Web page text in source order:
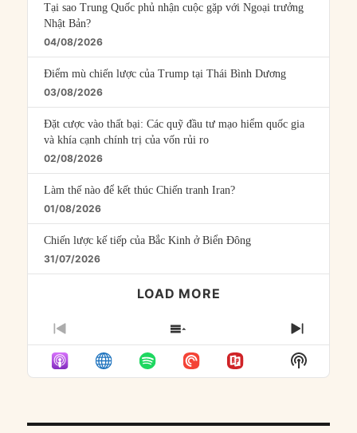
Tại sao Trung Quốc phủ nhận cuộc gặp với Ngoại trưởng
Nhật Bản?
04/08/2026
Điểm mù chiến lược của Trump tại Thái Bình Dương
03/08/2026
Đặt cược vào thất bại: Các quỹ đầu tư mạo hiểm quốc gia
và khía cạnh chính trị của vốn rủi ro
02/08/2026
Làm thế nào để kết thúc Chiến tranh Iran?
01/08/2026
Chiến lược kế tiếp của Bắc Kinh ở Biển Đông
31/07/2026
LOAD MORE
PREVIOUS
EPISODE
SHOW
EPISODES
LIST
NEXT
Show
Podcast